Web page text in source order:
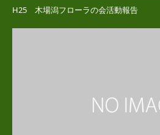
H25 木場潟フローラの会活動報告